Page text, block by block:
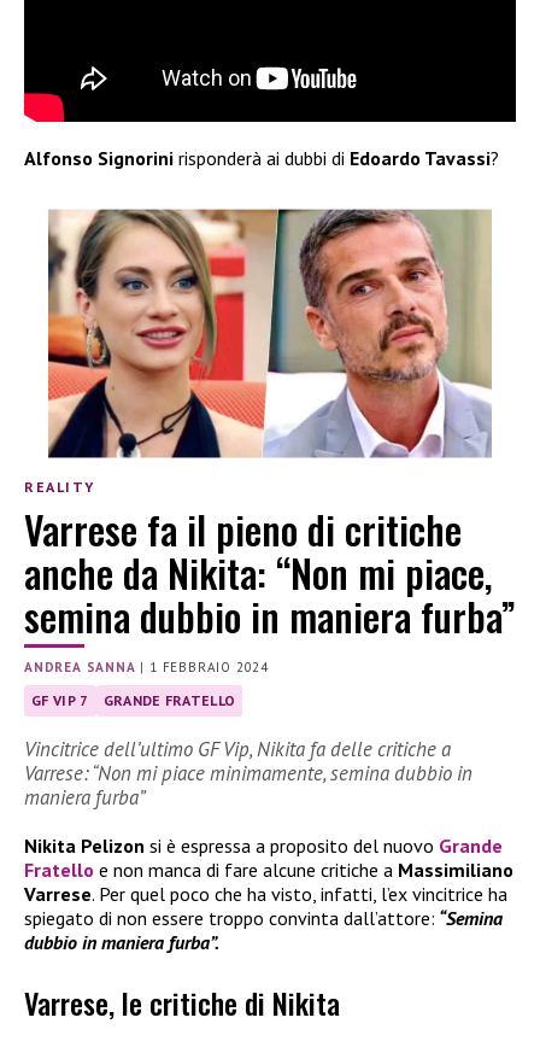
Alfonso Signorini risponderà ai dubbi di Edoardo Tavassi?
REALITY
Varrese fa il pieno di critiche
anche da Nikita: “Non mi piace,
semina dubbio in maniera furba”
ANDREA SANNA | 1 FEBBRAIO 2024
GF VIP 7 GRANDE FRATELLO
Vincitrice dell’ultimo GF Vip, Nikita fa delle critiche a
Varrese: “Non mi piace minimamente, semina dubbio in
maniera furba”
Nikita Pelizon si è espressa a proposito del nuovo Grande
Fratello e non manca di fare alcune critiche a Massimiliano
Varrese. Per quel poco che ha visto, infatti, l’ex vincitrice ha
spiegato di non essere troppo convinta dall’attore: “Semina
dubbio in maniera furba”.
Varrese, le critiche di Nikita